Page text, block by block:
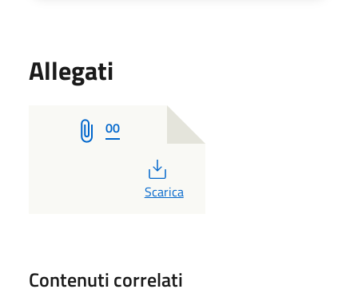
Allegati
00
PDF
Scarica
Contenuti correlati